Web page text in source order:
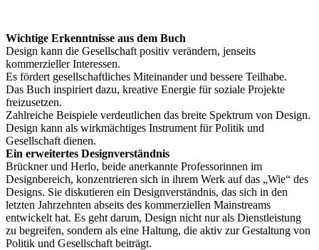
Wichtige Erkenntnisse aus dem Buch
Design kann die Gesellschaft positiv verändern, jenseits
kommerzieller Interessen.
Es fördert gesellschaftliches Miteinander und bessere Teilhabe.
Das Buch inspiriert dazu, kreative Energie für soziale Projekte
freizusetzen.
Zahlreiche Beispiele verdeutlichen das breite Spektrum von Design.
Design kann als wirkmächtiges Instrument für Politik und
Gesellschaft dienen.
Ein erweitertes Designverständnis
Brückner und Herlo, beide anerkannte Professorinnen im
Designbereich, konzentrieren sich in ihrem Werk auf das „Wie“ des
Designs. Sie diskutieren ein Designverständnis, das sich in den
letzten Jahrzehnten abseits des kommerziellen Mainstreams
entwickelt hat. Es geht darum, Design nicht nur als Dienstleistung
zu begreifen, sondern als eine Haltung, die aktiv zur Gestaltung von
Politik und Gesellschaft beiträgt.